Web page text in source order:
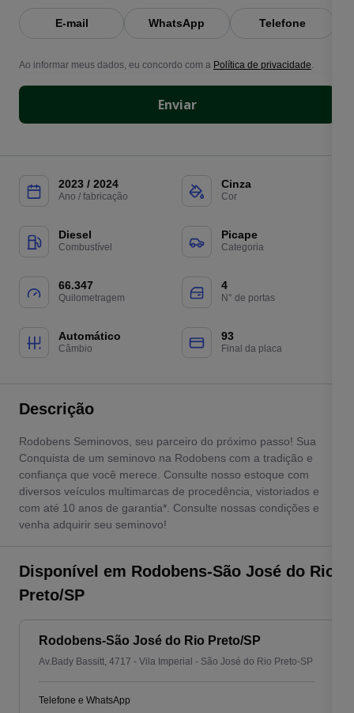
2023 / 2024
Ano / fabricação
Cinza
Cor
Diesel
Combustível
Picape
Categoria
66.347
Quilometragem
4
N° de portas
Automático
Câmbio
93
Final da placa
Descrição
Rodobens Seminovos, seu parceiro do próximo passo! Sua
Conquista de um seminovo na Rodobens com a tradição e
confiança que você merece. Consulte nosso estoque com
diversos veículos multimarcas de procedência, vistoriados e
com até 10 anos de garantia*. Consulte nossas condições e
venha adquirir seu seminovo!
Disponível em Rodobens-São José do Rio
Preto/SP
Rodobens-São José do Rio Preto/SP
Av.Bady Bassitt, 4717 - Vila Imperial - São José do Rio Preto-SP
Telefone e WhatsApp
E-mail WhatsApp Telefone
Ao informar meus dados, eu concordo com a Política de privacidade.
Enviar